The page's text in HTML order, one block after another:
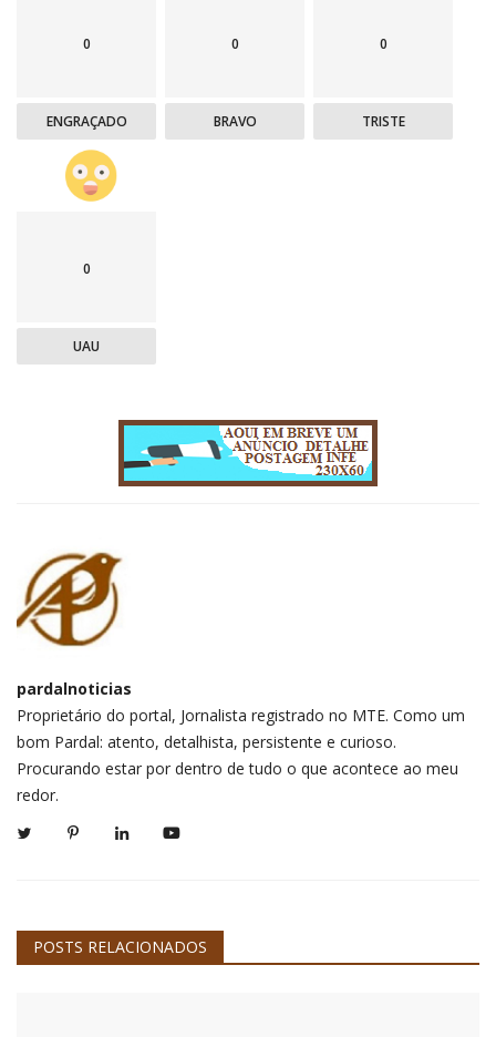
0
ENGRAÇADO
0
BRAVO
0
TRISTE
0
UAU
pardalnoticias
Proprietário do portal, Jornalista registrado no MTE. Como um
bom Pardal: atento, detalhista, persistente e curioso.
Procurando estar por dentro de tudo o que acontece ao meu
redor.
POSTS RELACIONADOS